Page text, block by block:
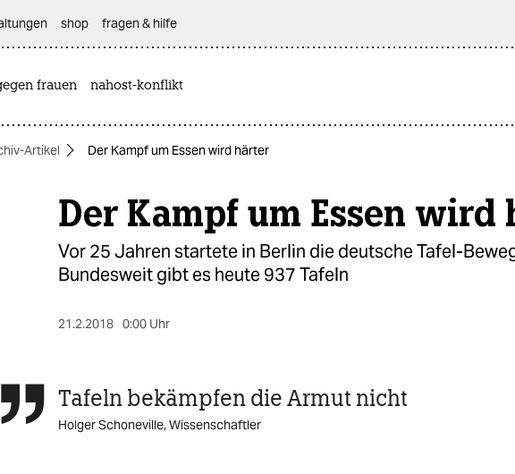
shop fragen & hilfe
frauen nahost-konflikt
Artikel Der Kampf um Essen wird härter
Der Kampf um Essen wird
Vor 25 Jahren startete in Berlin die deutsche Tafel-
Bundesweit gibt es heute 937 Tafeln
21.2.2018 0:00 Uhr
 Tafeln bekämpfen die Armut nicht
Holger Schoneville, Wissenschaftler